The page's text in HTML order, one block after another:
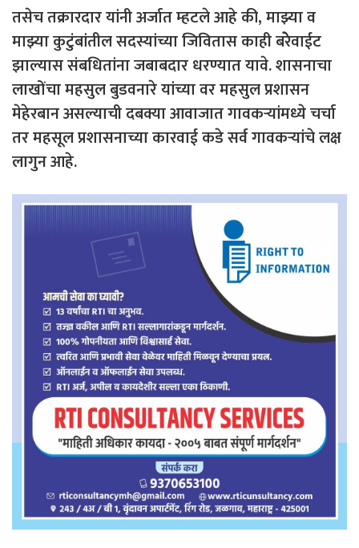
तसेच तक्रारदार यांनी अर्जात म्हटले आहे की, माझ्या व
माझ्या कुटुंबांतील सदस्यांच्या जिवितास काही बरेेेवाईट
झाल्यास संबधितांना जबाबदार धरण्यात यावे. शासनाचा
लाखोंचा महसुल बुडवनारे यांच्या वर महसुल प्रशासन
मेहेरबान असल्याची दबक्या आवाजात गावकर्‍यांमध्ये चर्चा
तर महसूल प्रशासनाच्या कारवाई कडे सर्व गावकर्‍यांचे लक्ष
लागुन आहे.